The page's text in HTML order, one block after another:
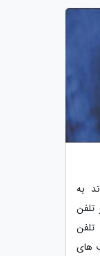
به
تلفن
تلفن
های